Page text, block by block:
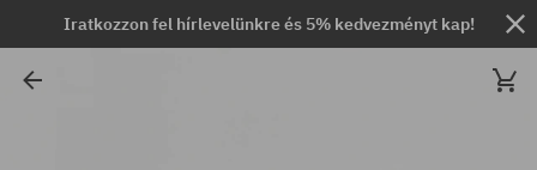
Iratkozzon fel hírlevelünkre és 5% kedvezményt kap!